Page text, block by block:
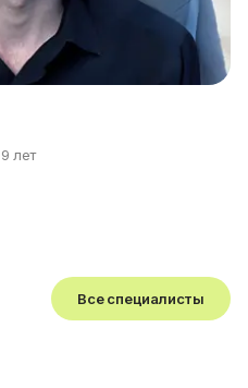
9 лет
Все специалисты